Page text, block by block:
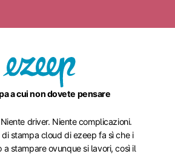
a cui non dovete pensare
driver. Niente complicazioni.
stampa cloud di ezeep fa sì che i
a stampare ovunque si lavori, così il